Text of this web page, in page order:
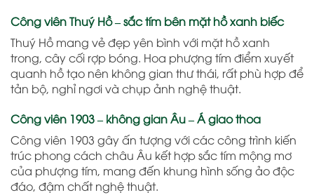
Công viên Thuý Hồ – sắc tím bên mặt hồ xanh biếc
Thuý Hồ mang vẻ đẹp yên bình với mặt hồ xanh
trong, cây cối rợp bóng. Hoa phượng tím điểm xuyết
quanh hồ tạo nên không gian thư thái, rất phù hợp để
tản bộ, nghỉ ngơi và chụp ảnh nghệ thuật.
Công viên 1903 – không gian Âu – Á giao thoa
Công viên 1903 gây ấn tượng với các công trình kiến
trúc phong cách châu Âu kết hợp sắc tím mộng mơ
của phượng tím, mang đến khung hình sống ảo độc
đáo, đậm chất nghệ thuật.